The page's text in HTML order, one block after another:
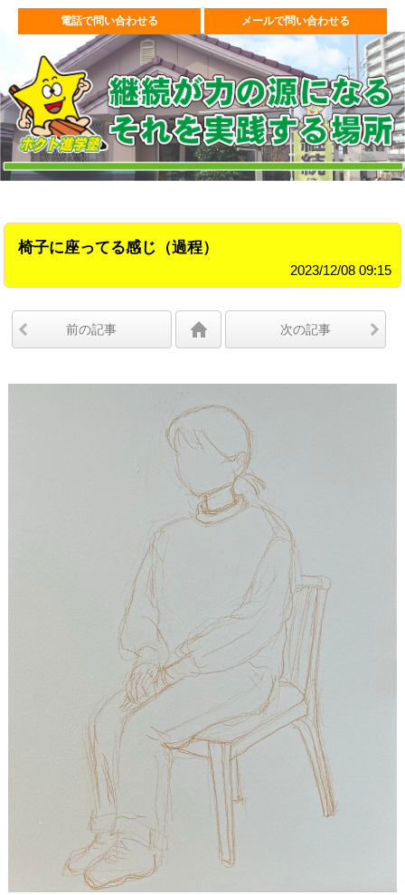
電話で問い合わせる メールで問い合わせる
椅子に座ってる感じ（過程）
2023/12/08 09:15
前の記事 次の記事